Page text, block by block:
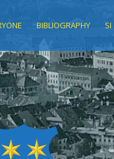
BIBLIOGRAPHY SI